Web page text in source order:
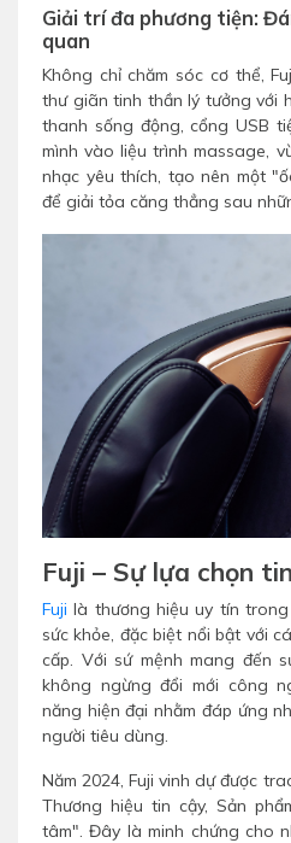
Giải trí đa phương tiện:
quan
Không chỉ chăm sóc cơ thể,
thư giãn tinh thần lý tưởng với
thanh sống động, cổng USB
mình vào liệu trình massage,
nhạc yêu thích, tạo nên một
để giải tỏa căng thẳng sau
Fuji – Sự lựa chọn
Fuji là thương hiệu uy tín
sức khỏe, đặc biệt nổi bật với
cấp. Với sứ mệnh mang đến
không ngừng đổi mới công
năng hiện đại nhằm đáp ứng
người tiêu dùng.
Năm 2024, Fuji vinh dự được
Thương hiệu tin cậy, Sản
tâm". Đây là minh chứng cho